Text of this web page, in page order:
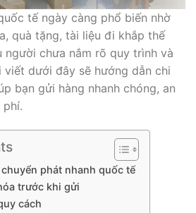
tế ngày càng phổ biến nhờ
quà tặng, tài liệu đi khắp thế
người chưa nắm rõ quy trình và
viết dưới đây sẽ hướng dẫn chi
bạn gửi hàng nhanh chóng, an
phát nhanh quốc tế
trước khi gửi
cách